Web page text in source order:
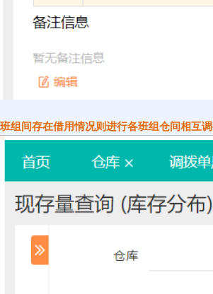
班组间存在借用情况则进行各班组仓间相互调